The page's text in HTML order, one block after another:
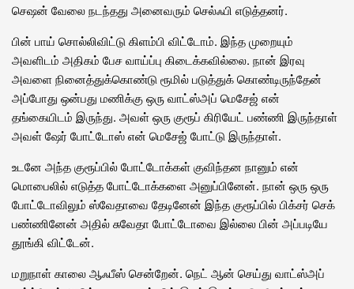
செஷன் வேலை நடந்தது அனைவரும் செல்ஃபி எடுத்தனர்.
பின் பாய் சொல்லிவிட்டு கிளம்பி விட்டோம். இந்த முறையும்
அவளிடம் அதிகம் பேச வாய்ப்பு கிடைக்கவில்லை. நான் இரவு
அவளை நினைத்துக்கொண்டு ரூமில் படுத்துக் கொண்டிருந்தேன்
அப்போது ஒன்பது மணிக்கு ஒரு வாட்ஸ்அப் மெசேஜ் என்
தங்கையிடம் இருந்து. அவள் ஒரு குரூப் கிரியேட் பண்ணி இருந்தாள்
அவள் ஷேர் போட்டோஸ் என் மெசேஜ் போட்டு இருந்தாள்.
உடனே அந்த குரூப்பில் போட்டோக்கள் குவிந்தன நானும் என்
மொபைலில் எடுத்த போட்டோக்களை அனுப்பினேன். நான் ஒரு ஒரு
போட்டோவிலும் ஸ்வேதாவை தேடினேன் இந்த குரூப்பில் பிக்சர் செக்
பண்ணினேன் அதில் சுவேதா போட்டோவை இல்லை பின் அப்படியே
தூங்கி விட்டேன்.
மறுநாள் காலை ஆஃபீஸ் சென்றேன். நெட் ஆன் செய்து வாட்ஸ்அப்